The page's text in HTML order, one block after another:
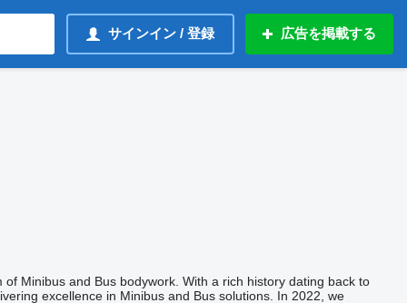
サインイン / 登録 広告を掲載する
Minibus and Bus bodywork. With a rich history dating back to
excellence in Minibus and Bus solutions. In 2022, we